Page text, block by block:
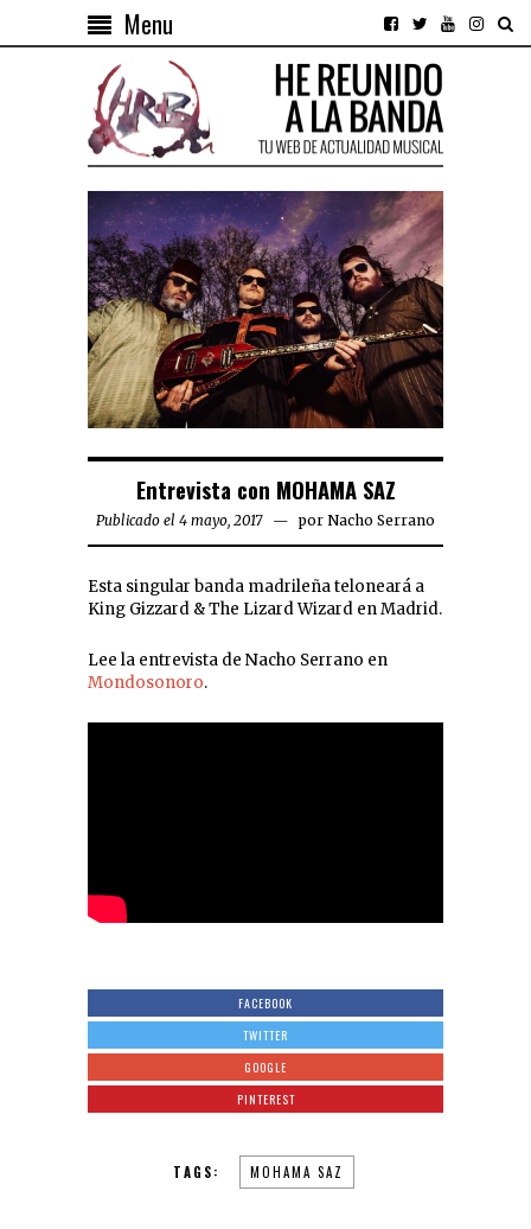
Menu
Entrevista con MOHAMA SAZ
Publicado el 4 mayo, 2017 por Nacho Serrano
Esta singular banda madrileña teloneará a
King Gizzard & The Lizard Wizard en Madrid.
Lee la entrevista de Nacho Serrano en
Mondosonoro.
FACEBOOK
TWITTER
GOOGLE
PINTEREST
TAGS: MOHAMA SAZ